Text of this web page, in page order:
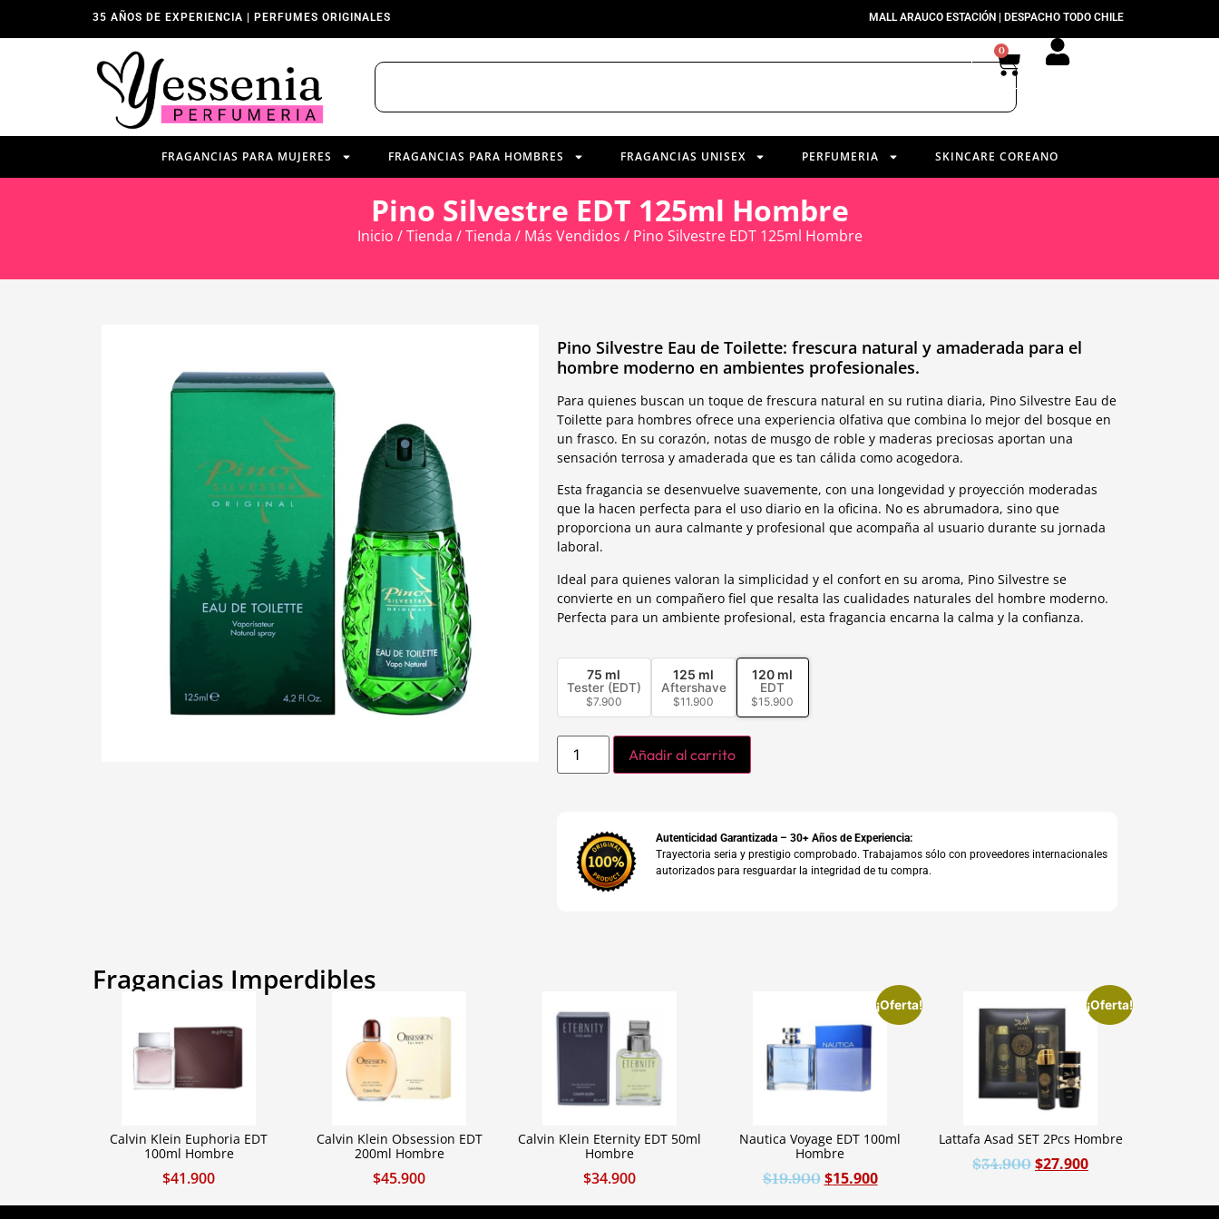
35 AÑOS DE EXPERIENCIA | PERFUMES ORIGINALES MALL ARAUCO ESTACIÓN | DESPACHO TODO CHILE
0
FRAGANCIAS PARA MUJERES FRAGANCIAS PARA HOMBRES FRAGANCIAS UNISEX PERFUMERIA SKINCARE COREANO
Pino Silvestre EDT 125ml Hombre
Inicio /Tienda /Tienda / Más Vendidos / Pino Silvestre EDT 125ml Hombre
Pino Silvestre Eau de Toilette: frescura natural y amaderada para el
hombre moderno en ambientes profesionales.
Para quienes buscan un toque de frescura natural en su rutina diaria, Pino Silvestre Eau de
Toilette para hombres ofrece una experiencia olfativa que combina lo mejor del bosque en
un frasco. En su corazón, notas de musgo de roble y maderas preciosas aportan una
sensación terrosa y amaderada que es tan cálida como acogedora.
Esta fragancia se desenvuelve suavemente, con una longevidad y proyección moderadas
que la hacen perfecta para el uso diario en la oficina. No es abrumadora, sino que
proporciona un aura calmante y profesional que acompaña al usuario durante su jornada
laboral.
Ideal para quienes valoran la simplicidad y el confort en su aroma, Pino Silvestre se
convierte en un compañero fiel que resalta las cualidades naturales del hombre moderno.
Perfecta para un ambiente profesional, esta fragancia encarna la calma y la confianza.
75 ml
Tester (EDT)
$7.900
125 ml
Aftershave
$11.900
120 ml
EDT
$15.900
Añadir al carrito
Autenticidad Garantizada – 30+ Años de Experiencia:
Trayectoria seria y prestigio comprobado. Trabajamos sólo con proveedores internacionales
autorizados para resguardar la integridad de tu compra.
Fragancias Imperdibles
Calvin Klein Euphoria EDT
100ml Hombre
$41.900
Calvin Klein Obsession EDT
200ml Hombre
$45.900
Calvin Klein Eternity EDT 50ml
Hombre
$34.900
¡Oferta!
Nautica Voyage EDT 100ml
Hombre
$19.900 $15.900
¡Oferta!
Lattafa Asad SET 2Pcs Hombre
$34.900 $27.900